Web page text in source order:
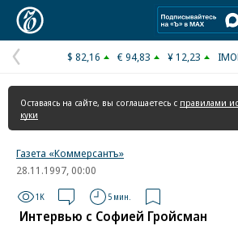
Предыдущая
страница
$ 82,16 € 94,83 ¥ 12,23
Оставаясь на сайте, вы соглашаетесь с правилами
куки
Газета «Коммерсантъ»
28.11.1997, 00:00
1K 5 мин.
Интервью с Софией Гройсман